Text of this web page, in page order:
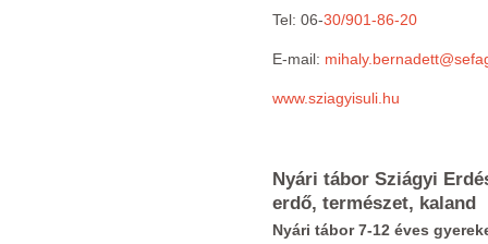
Tel: 06-30/901-86-20
E-mail:
www.sziagyisuli.hu
Nyári tábor Sziágyi
erdő, természet, kaland
Nyári tábor 7-12 éves